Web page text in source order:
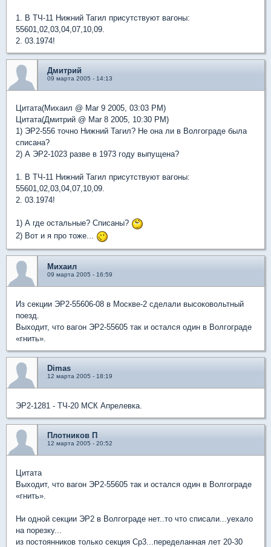
1. В ТЧ-11 Нижний Тагил присутствуют вагоны:
55601,02,03,04,07,10,09.
2. 03.1974!
Дмитрий
09 марта 2005 - 14:13
Цитата(Михаил @ Mar 9 2005, 03:03 PM)
Цитата(Дмитрий @ Mar 8 2005, 10:30 PM)
1) ЭР2-556 точно Нижний Тагил? Не она ли в Волгограде была
списана?
2) А ЭР2-1023 разве в 1973 году выпущена?
1. В ТЧ-11 Нижний Тагил присутствуют вагоны:
55601,02,03,04,07,10,09.
2. 03.1974!
1) А где остальные? Списаны?
2) Вот и я про тоже...
Михаил
09 марта 2005 - 16:59
Из секции ЭР2-55606-08 в Москве-2 сделали высоковольтный
поезд.
Выходит, что вагон ЭР2-55605 так и остался один в Волгограде
«гнить».
Dimas
12 марта 2005 - 18:19
ЭР2-1281 - ТЧ-20 МСК Апрелевка.
Плотников П
12 марта 2005 - 20:52
Цитата
Выходит, что вагон ЭР2-55605 так и остался один в Волгограде
«гнить».
Ни одной секции ЭР2 в Волгограде нет..то что списали...уехало
на порезку...
из постоянников только секция Ср3...переделанная лет 20-30